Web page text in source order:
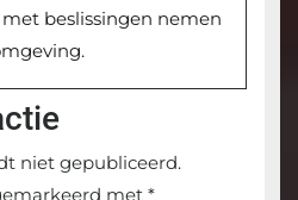
beslissingen nemen
niet gepubliceerd.
met *